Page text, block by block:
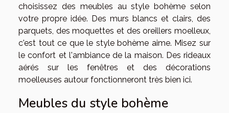
choisissez des meubles au style bohème selon
votre propre idée. Des murs blancs et clairs, des
parquets, des moquettes et des oreillers moelleux,
c'est tout ce que le style bohème aime. Misez sur
le confort et l'ambiance de la maison. Des rideaux
aérés sur les fenêtres et des décorations
moelleuses autour fonctionneront très bien ici.
Meubles du style bohème